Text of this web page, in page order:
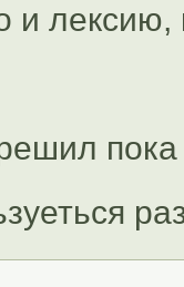
и лексию,